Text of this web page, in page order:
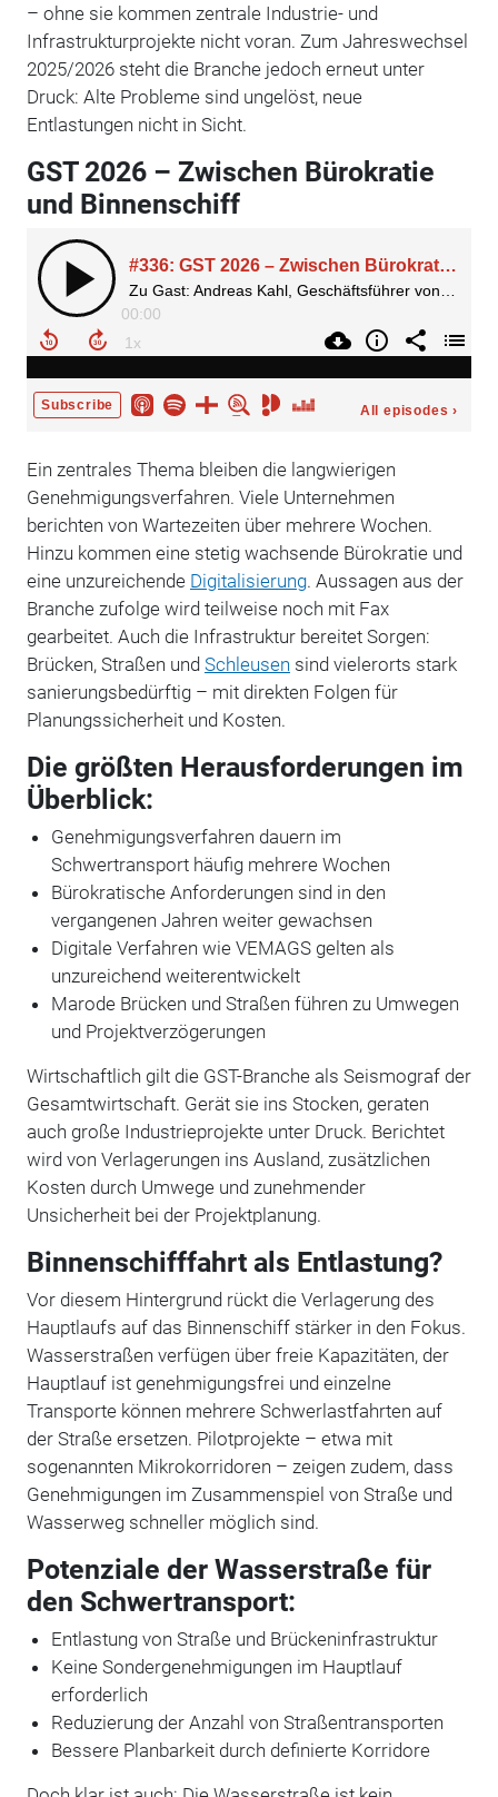
– ohne sie kommen zentrale Industrie- und
Infrastrukturprojekte nicht voran. Zum Jahreswechsel
2025/2026 steht die Branche jedoch erneut unter
Druck: Alte Probleme sind ungelöst, neue
Entlastungen nicht in Sicht.
GST 2026 – Zwischen Bürokratie
und Binnenschiff
Ein zentrales Thema bleiben die langwierigen
Genehmigungsverfahren. Viele Unternehmen
berichten von Wartezeiten über mehrere Wochen.
Hinzu kommen eine stetig wachsende Bürokratie und
eine unzureichende Digitalisierung. Aussagen aus der
Branche zufolge wird teilweise noch mit Fax
gearbeitet. Auch die Infrastruktur bereitet Sorgen:
Brücken, Straßen und Schleusen sind vielerorts stark
sanierungsbedürftig – mit direkten Folgen für
Planungssicherheit und Kosten.
Die größten Herausforderungen im
Überblick:
Genehmigungsverfahren dauern im
Schwertransport häufig mehrere Wochen
Bürokratische Anforderungen sind in den
vergangenen Jahren weiter gewachsen
Digitale Verfahren wie VEMAGS gelten als
unzureichend weiterentwickelt
Marode Brücken und Straßen führen zu Umwegen
und Projektverzögerungen
Wirtschaftlich gilt die GST-Branche als Seismograf der
Gesamtwirtschaft. Gerät sie ins Stocken, geraten
auch große Industrieprojekte unter Druck. Berichtet
wird von Verlagerungen ins Ausland, zusätzlichen
Kosten durch Umwege und zunehmender
Unsicherheit bei der Projektplanung.
Binnenschifffahrt als Entlastung?
Vor diesem Hintergrund rückt die Verlagerung des
Hauptlaufs auf das Binnenschiff stärker in den Fokus.
Wasserstraßen verfügen über freie Kapazitäten, der
Hauptlauf ist genehmigungsfrei und einzelne
Transporte können mehrere Schwerlastfahrten auf
der Straße ersetzen. Pilotprojekte – etwa mit
sogenannten Mikrokorridoren – zeigen zudem, dass
Genehmigungen im Zusammenspiel von Straße und
Wasserweg schneller möglich sind.
Potenziale der Wasserstraße für
den Schwertransport:
Entlastung von Straße und Brückeninfrastruktur
Keine Sondergenehmigungen im Hauptlauf
erforderlich
Reduzierung der Anzahl von Straßentransporten
Bessere Planbarkeit durch definierte Korridore